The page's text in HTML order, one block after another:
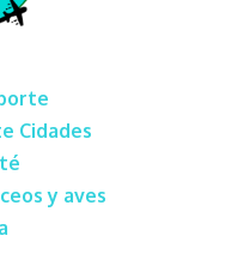
Cidades
y aves